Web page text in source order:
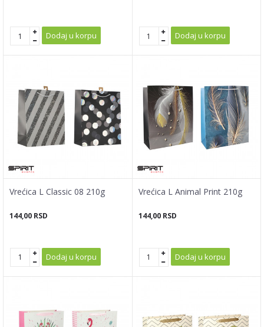
Dodaj u korpu Dodaj u korpu
Vrećica L Classic 08 210g
144,00 RSD
Dodaj u korpu
Vrećica L Animal Print 210g
144,00 RSD
Dodaj u korpu